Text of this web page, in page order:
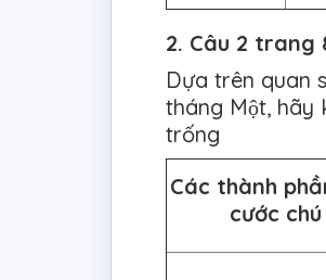
2. Câu 2 trang
Dựa trên quan
tháng Một, hãy
trống
Các thành
cước chú